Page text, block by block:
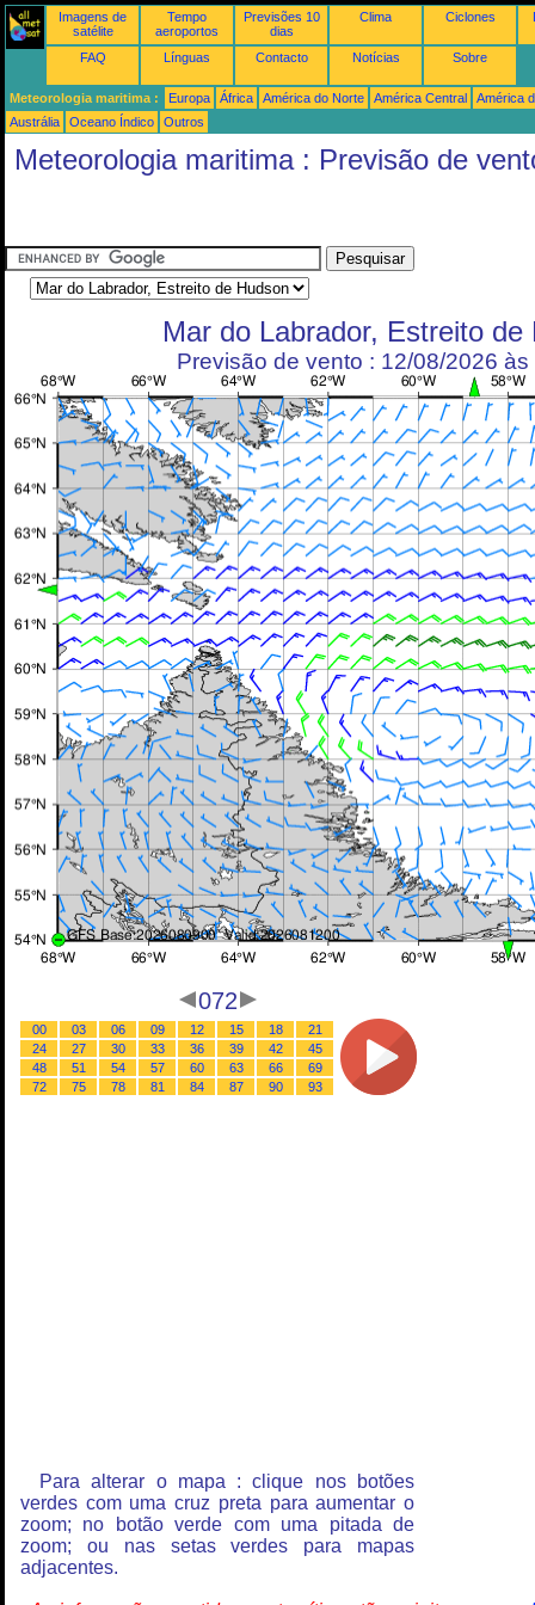
Imagens de
satélite
Tempo
aeroportos
Previsões 10
dias
Clima Ciclones
FAQ Línguas Contacto Notícias Sobre
Meteorologia maritima : Europa África América do Norte América Central
América
Austrália
Oceano Índico Outros
Meteorologia maritima : Previsão de
Mar do Labrador, Estreito de
Previsão de vento : 12/08/2026 às
072
00 03 06 09 12 15 18
21
24
27 30 33 36 39 42
45
48
51 54 57 60 63 66
69
72
75 78 81 84 87 90 93
Para alterar o mapa : clique nos botões
verdes com uma cruz preta para aumentar o
zoom; no botão verde com uma pitada de
zoom; ou nas setas verdes para mapas
adjacentes.